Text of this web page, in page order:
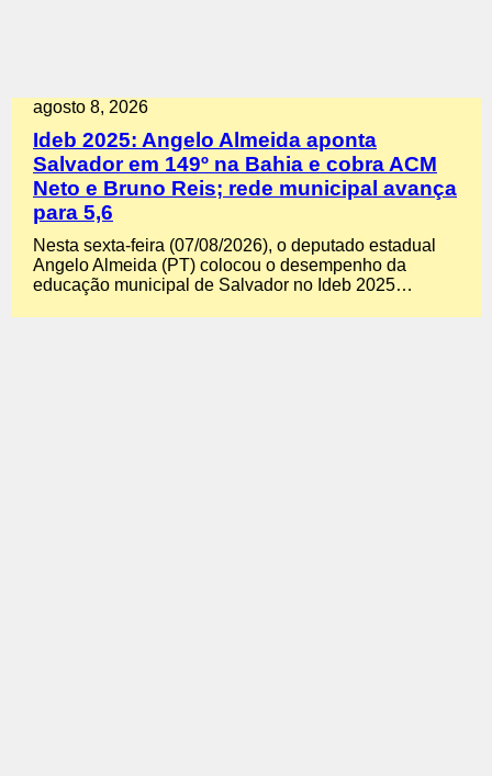
agosto 8, 2026
Ideb 2025: Angelo Almeida aponta
Salvador em 149º na Bahia e cobra ACM
Neto e Bruno Reis; rede municipal avança
para 5,6
Nesta sexta-feira (07/08/2026), o deputado estadual
Angelo Almeida (PT) colocou o desempenho da
educação municipal de Salvador no Ideb 2025…